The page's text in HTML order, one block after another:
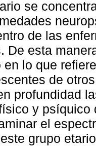
se
de las
De esta
en lo que
de
profundidad
y
el
grupo